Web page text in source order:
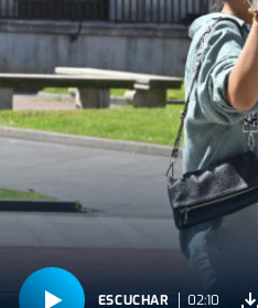
ESCUCHAR 02:10